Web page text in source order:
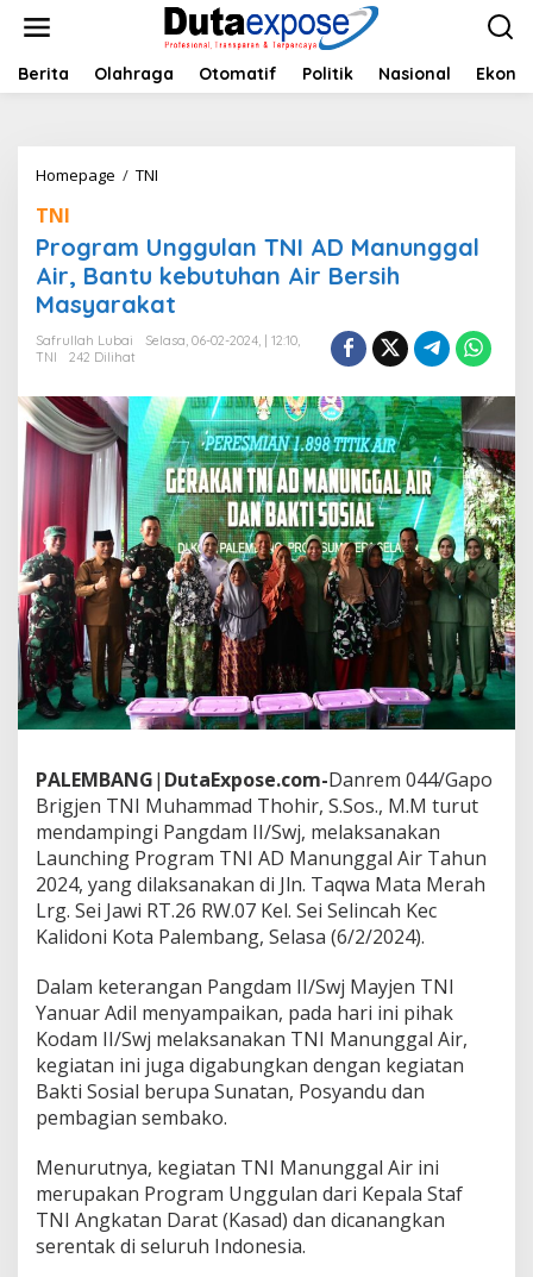
t
Berita Olahraga Otomatif Politik Nasional
Homepage / TNI
g
r
a
m
n
u
l
a
n
T
N
I
A
D
M
a
n
u
n
g
g
l
A
i
,
B
a
n
t
k
e
b
u
t
u
h
n
A
i
r
B
TNI
Program Unggulan TNI AD Manunggal
Air, Bantu kebutuhan Air Bersih
Masyarakat
Safrullah Lubai
Selasa, 06-02-2024, | 12:10,
TNI
242 Dilihat
PALEMBANG| DutaExpose.com-Danrem 044/Gapo
Brigjen TNI Muhammad Thohir, S.Sos., M.M turut
mendampingi Pangdam II/Swj, melaksanakan
Launching Program TNI AD Manunggal Air Tahun
2024, yang dilaksanakan di Jln. Taqwa Mata Merah
Lrg. Sei Jawi RT.26 RW.07 Kel. Sei Selincah Kec
Kalidoni Kota Palembang, Selasa (6/2/2024).
Dalam keterangan Pangdam II/Swj Mayjen TNI
Yanuar Adil menyampaikan, pada hari ini pihak
Kodam II/Swj melaksanakan TNI Manunggal Air,
kegiatan ini juga digabungkan dengan kegiatan
Bakti Sosial berupa Sunatan, Posyandu dan
pembagian sembako.
Menurutnya, kegiatan TNI Manunggal Air ini
merupakan Program Unggulan dari Kepala Staf
TNI Angkatan Darat (Kasad) dan dicanangkan
serentak di seluruh Indonesia.